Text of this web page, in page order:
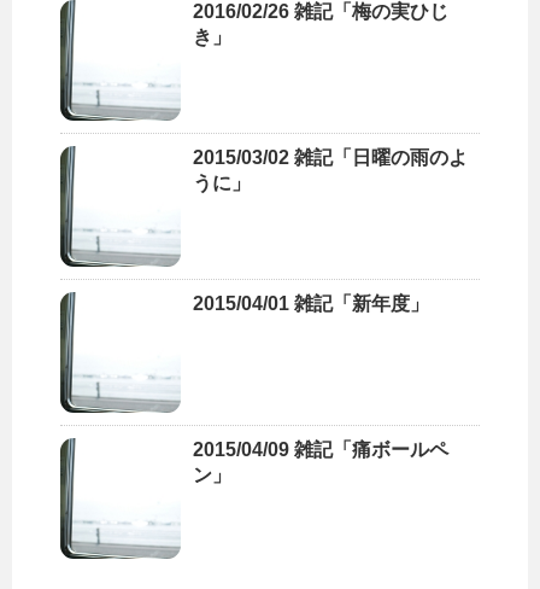
2016/02/26 雑記「梅の実ひじ
き」
2015/03/02 雑記「日曜の雨のよ
うに」
2015/04/01 雑記「新年度」
2015/04/09 雑記「痛ボールペ
ン」